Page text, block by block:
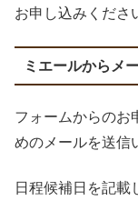
お申し込みくださ
ミエールからメ
フォームからのお
めのメールを送信
日程候補日を記載